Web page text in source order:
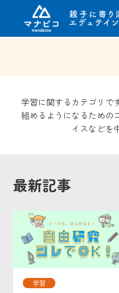
学習に関するカテゴリで
組めるようになるための
イスなどを
最新記事
学習